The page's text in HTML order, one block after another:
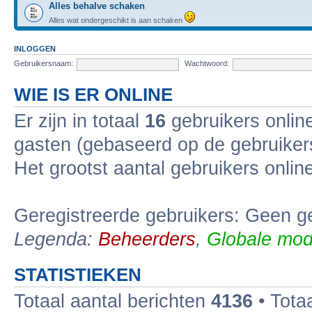
Alles behalve schaken
Alles wat ondergeschikt is aan schaken
INLOGGEN
Gebruikersnaam:
Wachtwoord:
WIE IS ER ONLINE
Er zijn in totaal 16 gebruikers
gasten (gebaseerd op de
Het grootst aantal gebruikers
Geregistreerde gebruikers: Geen
Legenda: Beheerders, Globale
STATISTIEKEN
Totaal aantal berichten 4136 •